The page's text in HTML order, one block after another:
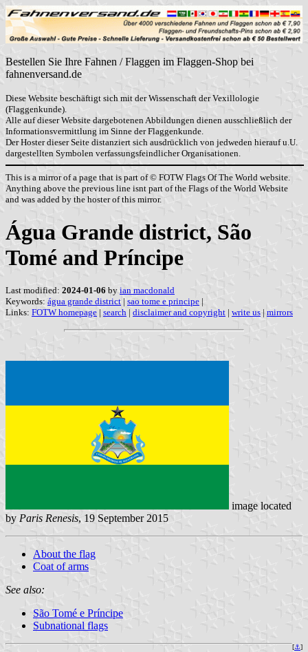
Bestellen Sie Ihre Fahnen / Flaggen im Flaggen-Shop bei
fahnenversand.de
Diese Website beschäftigt sich mit der Wissenschaft der Vexillologie
(Flaggenkunde).
Alle auf dieser Website dargebotenen Abbildungen dienen ausschließlich der
Informationsvermittlung im Sinne der Flaggenkunde.
Der Hoster dieser Seite distanziert sich ausdrücklich von jedweden hierauf u.U.
dargestellten Symbolen verfassungsfeindlicher Organisationen.
This is a mirror of a page that is part of © FOTW Flags Of The World website.
Anything above the previous line isnt part of the Flags of the World Website
and was added by the hoster of this mirror.
Água Grande district, São
Tomé and Príncipe
Last modified: 2024-01-06 by ian macdonald
Keywords: água grande district | sao tome e principe |
Links: FOTW homepage | search | disclaimer and copyright | write us | mirrors
image located
by Paris Renesis, 19 September 2015
About the flag
Coat of arms
See also:
São Tomé e Príncipe
Subnational flags
[⚓]